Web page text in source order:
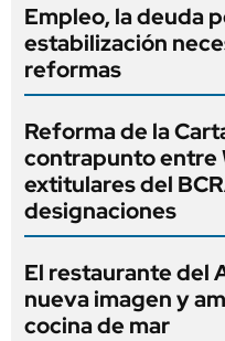
Empleo, la deuda
estabilización
reformas
Reforma de la
contrapunto entre
extitulares del
designaciones
El restaurante del
nueva imagen y
cocina de mar